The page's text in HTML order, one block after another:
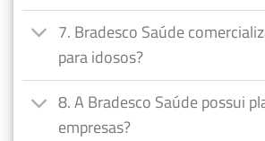
7. Bradesco Saúde
para idosos?
8. A Bradesco Saúde possui
empresas?